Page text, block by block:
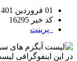
01 فروردین 1401
کد خبر 16295
پرینت
در این اینفوگرافی